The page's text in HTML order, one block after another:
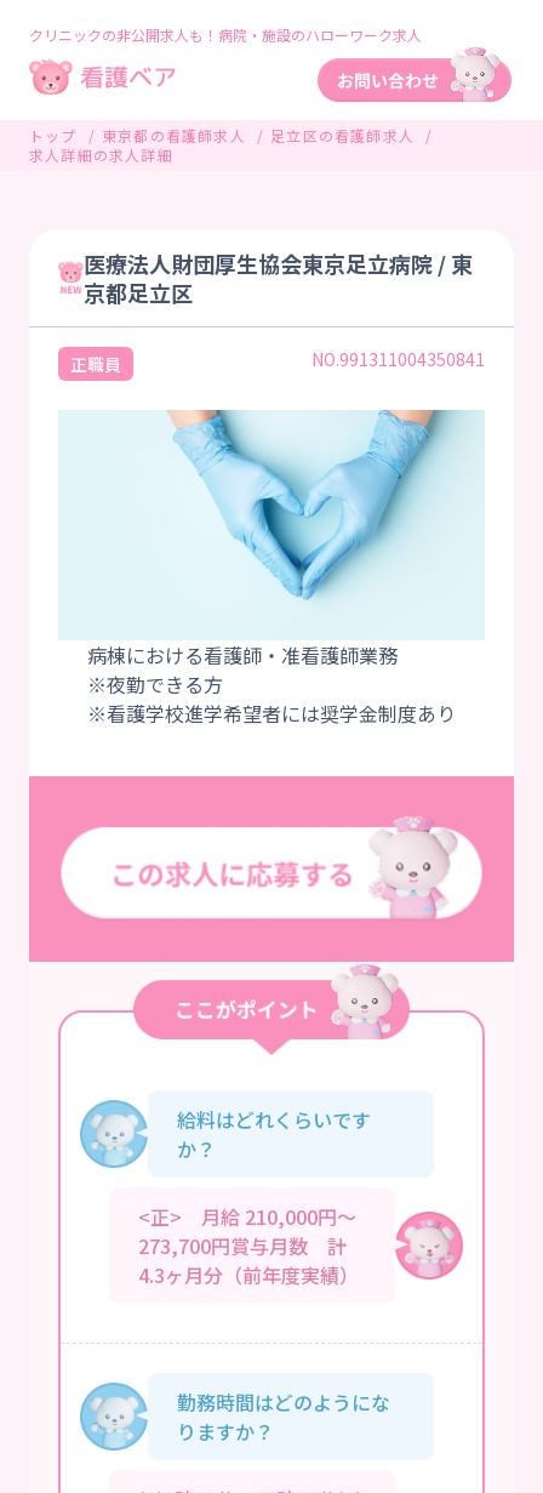
クリニックの非公開求人も！病院・施設のハローワーク求人
トップ 東京都の看護師求人
足立区の看護師求人
求人詳細の求人詳細
医療法人財団厚生協会東京足立病院 / 東
京都足立区
正職員 NO.991311004350841
病棟における看護師・准看護師業務
※夜勤できる方
給料はどれくらいです
か？
<正> 月給 210,000円～
273,700円賞与月数 計
4.3ヶ月分（前年度実績）
勤務時間はどのようにな
りますか？